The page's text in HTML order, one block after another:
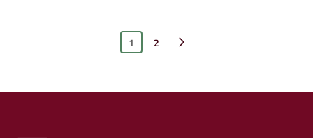
1 2
Pagina successiva